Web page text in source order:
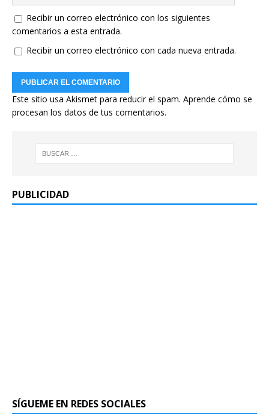
Recibir un correo electrónico con los siguientes
comentarios a esta entrada.
Recibir un correo electrónico con cada nueva entrada.
Este sitio usa Akismet para reducir el spam. Aprende cómo se
procesan los datos de tus comentarios.
PUBLICIDAD
SÍGUEME EN REDES SOCIALES